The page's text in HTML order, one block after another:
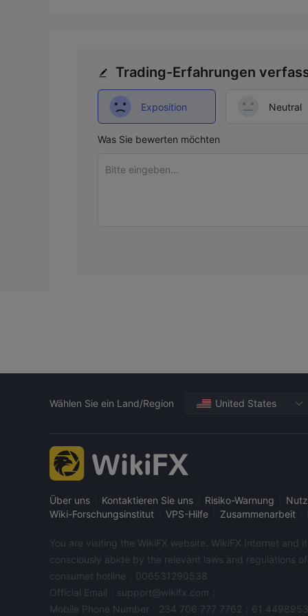
Trading-Erfahrungen
Exposition Neutral
Was Sie bewerten möchten
Bitte eingeben...
Wählen Sie ein Land/Region United States
Über uns Kontaktieren Sie uns Risiko-Warnung
Wiki-Forschungsinstitut
VPS-Hilfe Zusammenarbeit
You are visiting the WikiFX website. WikiFX Internet
consciously abide by the relevant laws and regulations
consumer hotline：006531290538
Official Email：support@wikifx.com；
Mobile Phone Number：234 706 777 7762；61